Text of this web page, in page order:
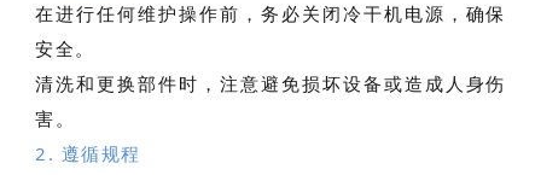
在进行任何维护操作前，务必关闭冷干机电源，确保
安全。
清洗和更换部件时，注意避免损坏设备或造成人身伤
害。
2. 遵循规程